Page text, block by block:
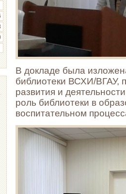
В докладе была
библиотеки ВСХИ/ВГАУ,
развития и
роль библиотеки в
воспитательном